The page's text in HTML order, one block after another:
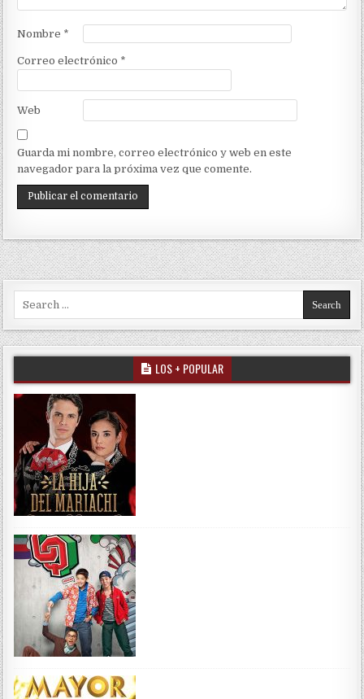
Nombre *
Correo electrónico *
Web
Guarda mi nombre, correo electrónico y web en este
navegador para la próxima vez que comente.
LOS + POPULAR